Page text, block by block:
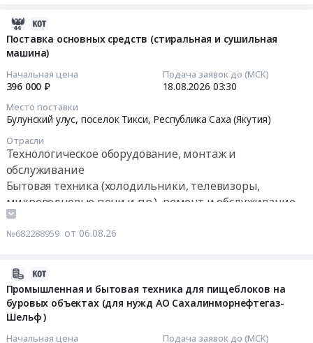
Поставка основных средств (стиральная и сушильная
машина)
Начальная цена
396 000 ₽
Подача заявок до (МСК)
18.08.2026 03:30
Место поставки
Булунский улус, поселок Тикси, Республика Саха (Якутия)
Отрасли
Технологическое оборудование, монтаж и
обслуживание
Бытовая техника (холодильники, телевизоры,
микроволновые печи и пр.), ремонт и обслуживание
№682288959 от 06.08.26
Промышленная и бытовая техника для пищеблоков на
буровых объектах (для нужд АО Сахалинморнефтегаз-
Шельф )
Начальная цена Подача заявок до (МСК)